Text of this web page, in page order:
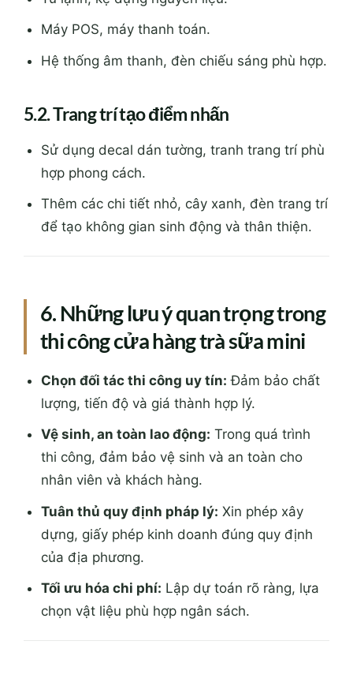
Máy POS, máy thanh toán.
Hệ thống âm thanh, đèn chiếu sáng phù hợp.
5.2. Trang trí tạo điểm nhấn
Sử dụng decal dán tường, tranh trang trí phù
hợp phong cách.
Thêm các chi tiết nhỏ, cây xanh, đèn trang trí
để tạo không gian sinh động và thân thiện.
6. Những lưu ý quan trọng trong
thi công cửa hàng trà sữa mini
Chọn đối tác thi công uy tín: Đảm bảo chất
lượng, tiến độ và giá thành hợp lý.
Vệ sinh, an toàn lao động: Trong quá trình
thi công, đảm bảo vệ sinh và an toàn cho
nhân viên và khách hàng.
Tuân thủ quy định pháp lý: Xin phép xây
dựng, giấy phép kinh doanh đúng quy định
của địa phương.
Tối ưu hóa chi phí: Lập dự toán rõ ràng, lựa
chọn vật liệu phù hợp ngân sách.